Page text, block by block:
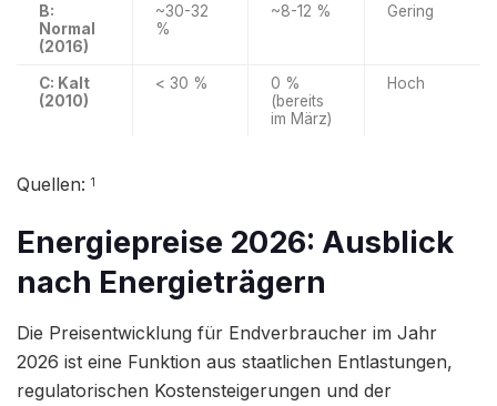
B:
Normal
(2016)
~30-32
%
~8-12 % Gering
C: Kalt
(2010)
< 30 %
0 %
(bereits
im März)
Hoch
Quellen: 1
Energiepreise 2026: Ausblick
nach Energieträgern
Die Preisentwicklung für Endverbraucher im Jahr
2026 ist eine Funktion aus staatlichen Entlastungen,
regulatorischen Kostensteigerungen und der